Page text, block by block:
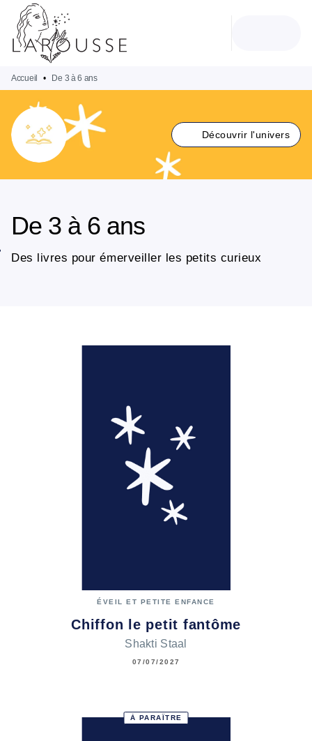
MENU
PIED DE PAGE
Accueil • De 3 à 6 ans
Découvrir l'univers
De 3 à 6 ans
Des livres pour émerveiller les petits curieux
ÉVEIL ET PETITE ENFANCE
Chiffon le petit fantôme
Shakti Staal
07/07/2027
À PARAÎTRE